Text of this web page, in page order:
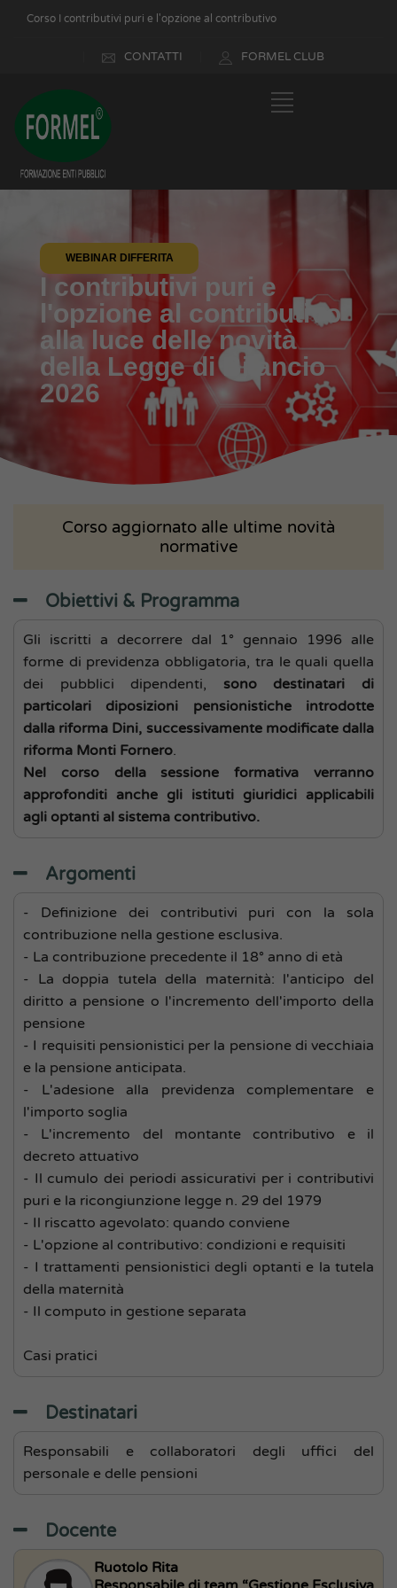
Corso I contributivi puri e l'opzione al contributivo
CONTATTI FORMEL CLUB
WEBINAR DIFFERITA
I contributivi puri e
l'opzione al contributivo
alla luce delle novità
della Legge di Bilancio
2026
Corso aggiornato alle ultime novità
normative
Obiettivi & Programma
Gli iscritti a decorrere dal 1° gennaio 1996 alle
forme di previdenza obbligatoria, tra le quali quella
dei pubblici dipendenti, sono destinatari di
particolari diposizioni pensionistiche introdotte
dalla riforma Dini, successivamente modificate dalla
riforma Monti Fornero.
Nel corso della sessione formativa verranno
approfonditi anche gli istituti giuridici applicabili
agli optanti al sistema contributivo.
Argomenti
- Definizione dei contributivi puri con la sola
contribuzione nella gestione esclusiva.
- La contribuzione precedente il 18° anno di età
- La doppia tutela della maternità: l'anticipo del
diritto a pensione o l'incremento dell'importo della
pensione
- I requisiti pensionistici per la pensione di vecchiaia
e la pensione anticipata.
- L'adesione alla previdenza complementare e
l'importo soglia
- L'incremento del montante contributivo e il
decreto attuativo
- Il cumulo dei periodi assicurativi per i contributivi
puri e la ricongiunzione legge n. 29 del 1979
- Il riscatto agevolato: quando conviene
- L'opzione al contributivo: condizioni e requisiti
- I trattamenti pensionistici degli optanti e la tutela
della maternità
- Il computo in gestione separata
Casi pratici
Destinatari
Responsabili e collaboratori degli uffici del
personale e delle pensioni
Docente
Ruotolo Rita